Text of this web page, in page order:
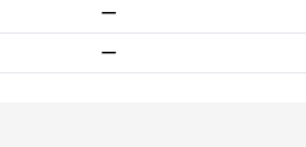
ー
ー